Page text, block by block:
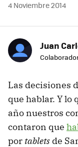
4 Noviembre 2014
Juan
Las decisiones
que hablar. Y lo
año nuestros
contaron que
por tablets de